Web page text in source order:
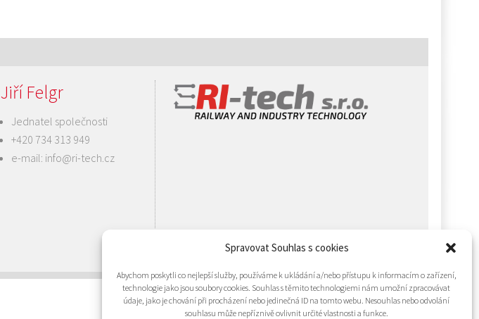
Spravovat Souhlas s cookies
Abychom poskytli co nejlepší služby, používáme k ukládání a/nebo přístupu k informacím o zařízení,
technologie jako jsou soubory cookies. Souhlas s těmito technologiemi nám umožní zpracovávat
údaje, jako je chování při procházení nebo jedinečná ID na tomto webu. Nesouhlas nebo odvolání
souhlasu může nepříznivě ovlivnit určité vlastnosti a funkce.
Jiří Felgr
Jednatel společnosti
+420 734 313 949
e-mail: info@ri-tech.cz